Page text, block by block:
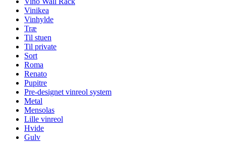
Se eksempler på indretning med WINEREX vinreoler her.
Lav din egen opstilling med disse moduler i vores online værktøj til
indretning af vinkælder (åbner nyt vindue og kræver flash
installeret)
Levering
Flasker
Antal flasker (Bordeaux)
Flasketype
Dimensioner (BxHxD cm)
Højde (cm)
105
Bredde (cm)68
Dybde (cm)
Vægt (kg)
31
wine racks
Vinikea
Vinhylde
Træ
Til stuen
Til private
Sort
Roma
Renato
Pupitre
Pre-designet vinreol system
Metal
Mensolas
Lille vinreol
Hvide
Gulv